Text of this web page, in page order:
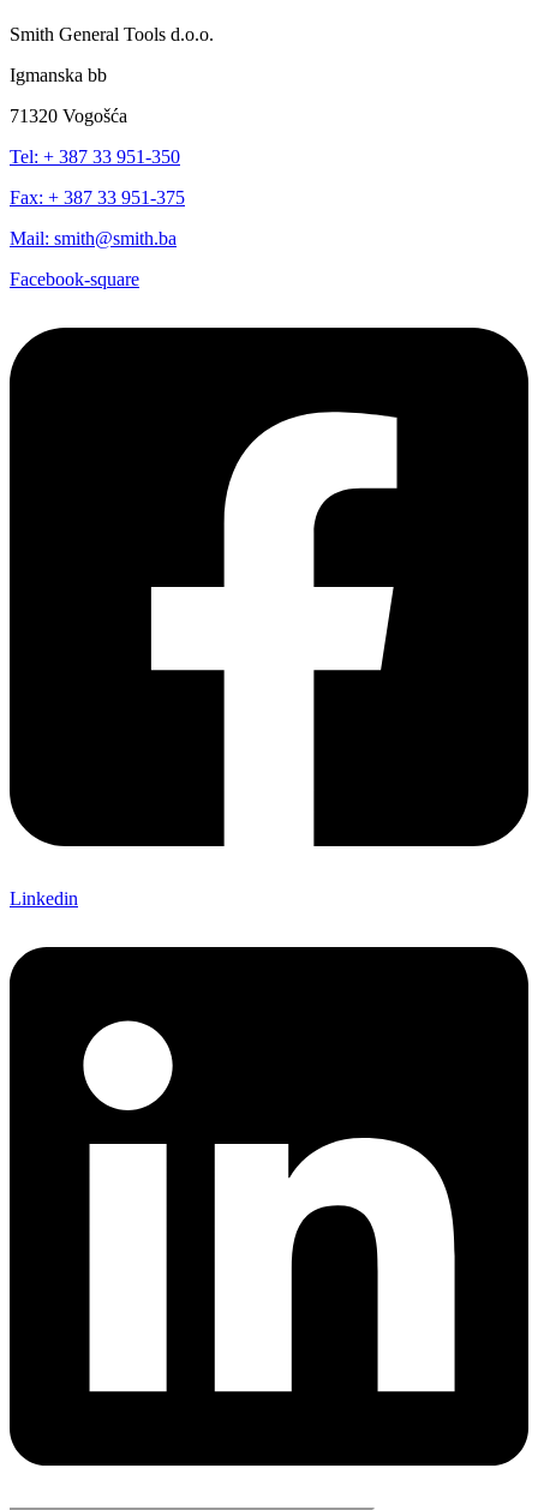
Smith General Tools d.o.o.
Igmanska bb
71320 Vogošća
Tel: + 387 33 951-350
Fax: + 387 33 951-375
Mail: smith@smith.ba
Facebook-square
Linkedin